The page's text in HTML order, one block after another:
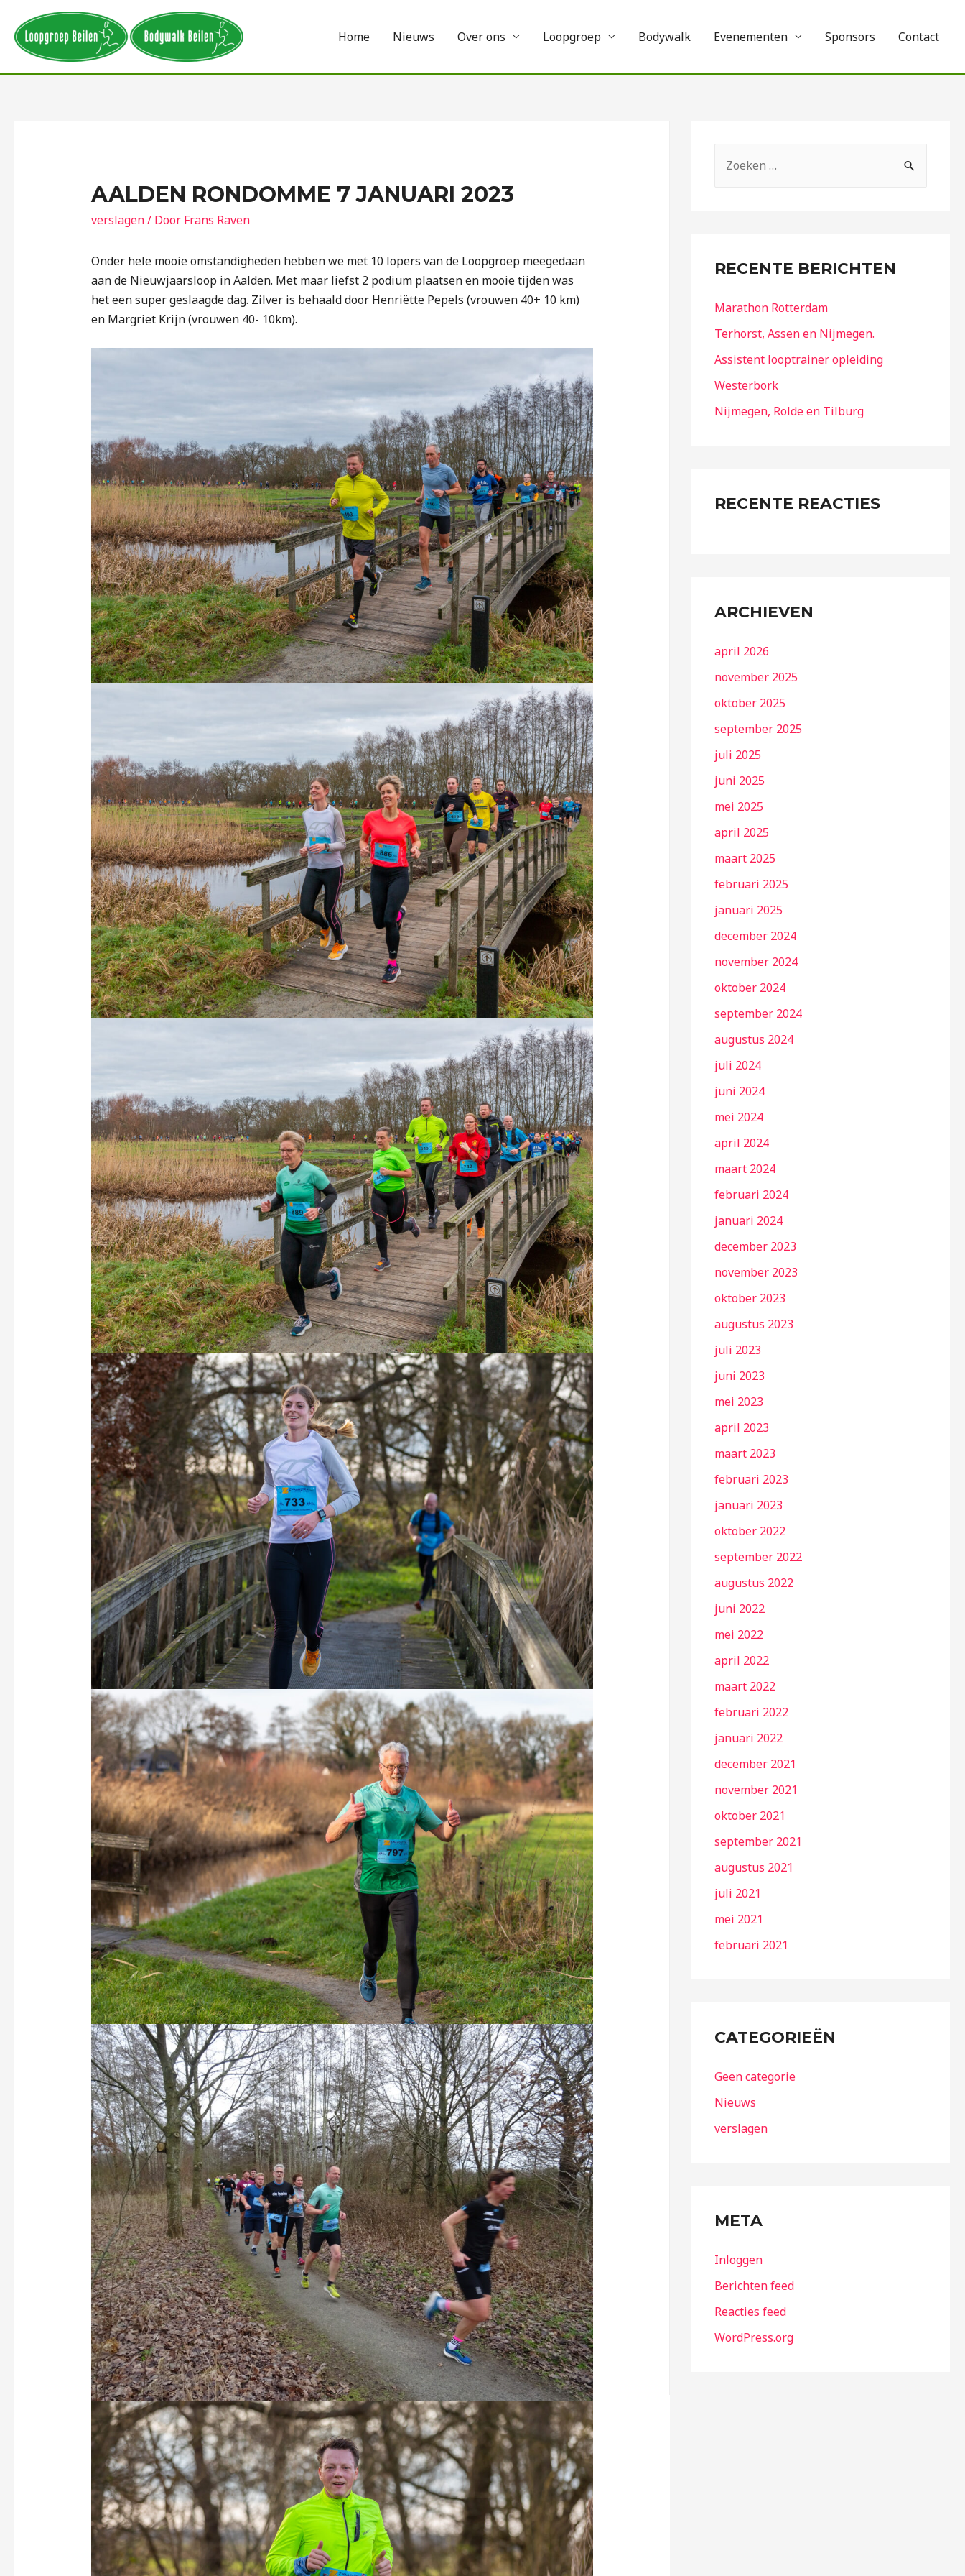
Home Nieuws Over ons Loopgroep Bodywalk Evenementen Sponsors Contact
AALDEN RONDOMME 7 JANUARI 2023
verslagen/ Door Frans Raven
Onder hele mooie omstandigheden hebben we met 10 lopers van de Loopgroep meegedaan
aan de Nieuwjaarsloop in Aalden. Met maar liefst 2 podium plaatsen en mooie tijden was
het een super geslaagde dag. Zilver is behaald door Henriëtte Pepels (vrouwen 40+ 10 km)
en Margriet Krijn (vrouwen 40- 10km).
RECENTE BERICHTEN
Marathon Rotterdam
Terhorst, Assen en Nijmegen.
Assistent looptrainer opleiding
Westerbork
Nijmegen, Rolde en Tilburg
RECENTE REACTIES
ARCHIEVEN
april 2026
november 2025
oktober 2025
september 2025
juli 2025
juni 2025
mei 2025
april 2025
maart 2025
februari 2025
januari 2025
december 2024
november 2024
oktober 2024
september 2024
augustus 2024
juli 2024
juni 2024
mei 2024
april 2024
maart 2024
februari 2024
januari 2024
december 2023
november 2023
oktober 2023
augustus 2023
juli 2023
juni 2023
mei 2023
april 2023
maart 2023
februari 2023
januari 2023
oktober 2022
september 2022
augustus 2022
juni 2022
mei 2022
april 2022
maart 2022
februari 2022
januari 2022
december 2021
november 2021
oktober 2021
september 2021
augustus 2021
juli 2021
mei 2021
februari 2021
CATEGORIEËN
Geen categorie
Nieuws
verslagen
META
Inloggen
Berichten feed
Reacties feed
WordPress.org